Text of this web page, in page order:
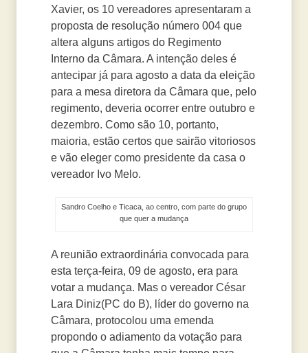
Xavier, os 10 vereadores apresentaram a
proposta de resolução número 004 que
altera alguns artigos do Regimento
Interno da Câmara. A intenção deles é
antecipar já para agosto a data da eleição
para a mesa diretora da Câmara que, pelo
regimento, deveria ocorrer entre outubro e
dezembro. Como são 10, portanto,
maioria, estão certos que sairão vitoriosos
e vão eleger como presidente da casa o
vereador Ivo Melo.
Sandro Coelho e Ticaca, ao centro, com parte do grupo
que quer a mudança
A reunião extraordinária convocada para
esta terça-feira, 09 de agosto, era para
votar a mudança. Mas o vereador César
Lara Diniz(PC do B), líder do governo na
Câmara, protocolou uma emenda
propondo o adiamento da votação para